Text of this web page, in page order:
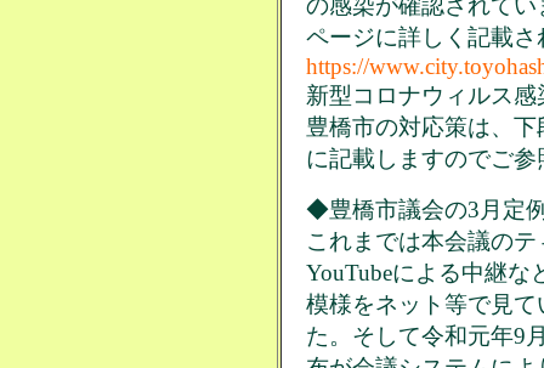
の感染が確認されて
ページに詳しく記載さ
https://
新型コロナウィルス
豊橋市の対応策は、
に記載しますのでご参
◆豊橋市議会の3月定
これまでは本会議の
YouTubeによる中継
模様をネット等で見
た。そして令和元年9